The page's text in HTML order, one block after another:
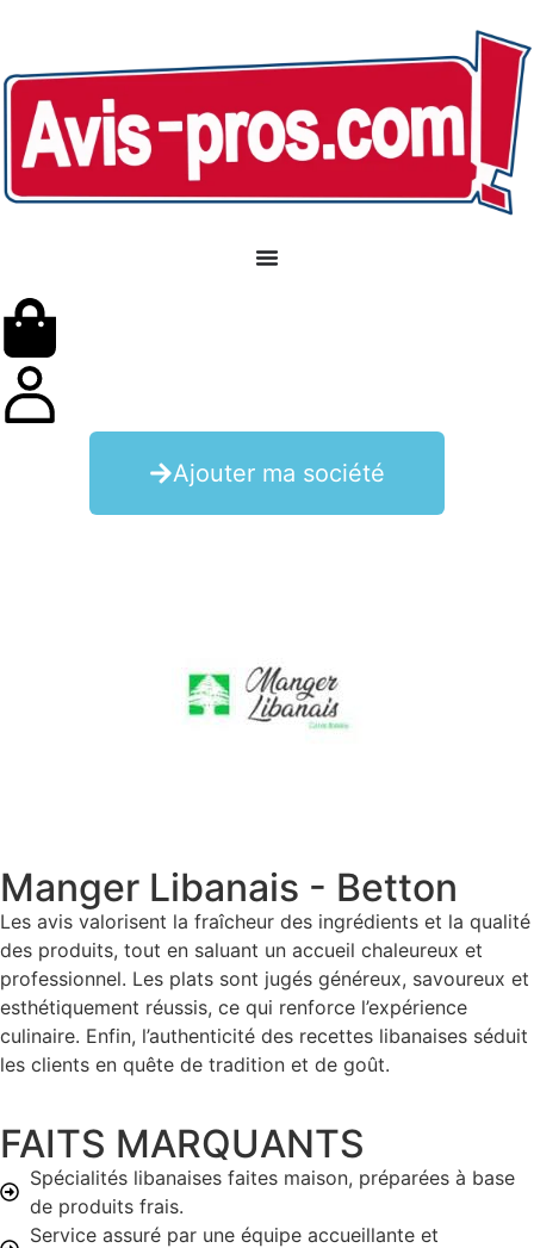
Ajouter ma société
Manger Libanais - Betton
Les avis valorisent la fraîcheur des ingrédients et la qualité
des produits, tout en saluant un accueil chaleureux et
professionnel. Les plats sont jugés généreux, savoureux et
esthétiquement réussis, ce qui renforce l’expérience
culinaire. Enfin, l’authenticité des recettes libanaises séduit
les clients en quête de tradition et de goût.
FAITS MARQUANTS
Spécialités libanaises faites maison, préparées à base
de produits frais.
Service assuré par une équipe accueillante et